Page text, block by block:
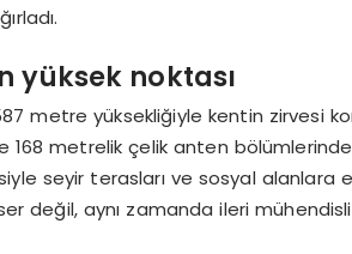
yüksek noktası
metre yüksekliğiyle kentin zirvesi
168 metrelik çelik anten
seyir terasları ve sosyal alanlara
değil, aynı zamanda ileri